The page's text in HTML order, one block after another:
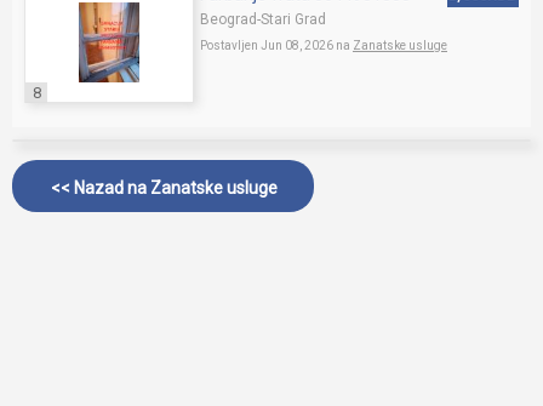
8
Beograd-Stari Grad
Postavljen Jun 08, 2026 na Zanatske usluge
<< Nazad na Zanatske usluge